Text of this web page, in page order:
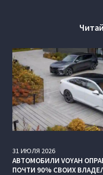
31 ИЮЛЯ 2026
АВТОМОБИЛИ VOYAH
ПОЧТИ 90% СВОИХ